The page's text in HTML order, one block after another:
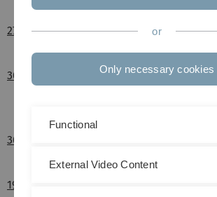
27.06.17 Kinofilm "I Am Not Your Negro"
30.05.17 Kinofilm "Before the flood"
30.05.17 Kleiderkarussel
19.05.17 Aktionstag gegen Plastikmüll
or
Only necessary cookies
Functional
External Video Content